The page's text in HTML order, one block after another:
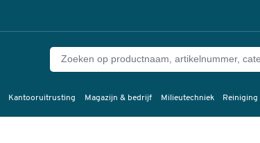
Kantooruitrusting Magazijn & bedrijf Milieutechniek Reiniging